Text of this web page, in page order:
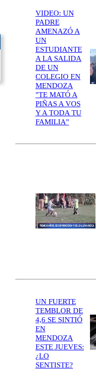
VIDEO: UN
PADRE
AMENAZÓ A
UN
ESTUDIANTE
A LA SALIDA
DE UN
COLEGIO EN
MENDOZA
"TE MATÓ A
PIÑAS A VOS
Y A TODA TU
FAMILIA"
UN FUERTE
TEMBLOR DE
4,6 SE SINTIÓ
EN
MENDOZA
ESTE JUEVES:
¿LO
SENTISTE?